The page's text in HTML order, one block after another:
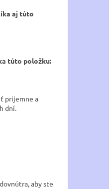
aj túto
túto položku:
prijemne a
dní.
aby ste